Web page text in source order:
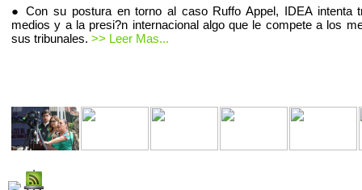
● Con su postura en torno al caso Ruffo Appel, IDEA intenta
medios y a la presi?n internacional algo que le compete a los
sus tribunales. >> Leer Mas...